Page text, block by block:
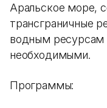
Аральское море,
трансграничные
водным ресурсам
необходимыми.
Программы: